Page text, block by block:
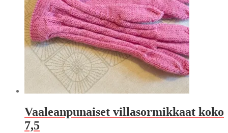
Vaaleanpunaiset villasormikkaat koko
7,5